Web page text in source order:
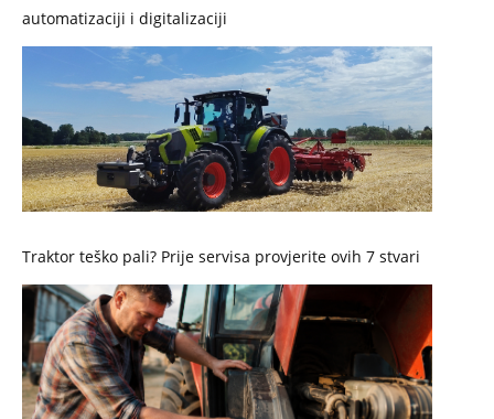
automatizaciji i digitalizaciji
Traktor teško pali? Prije servisa provjerite ovih 7 stvari